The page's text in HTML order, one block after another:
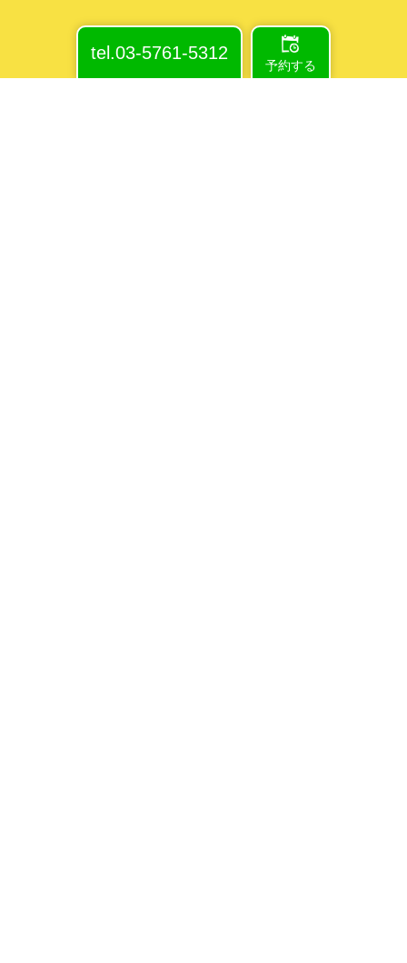
tel.03-5761-5312
予約する